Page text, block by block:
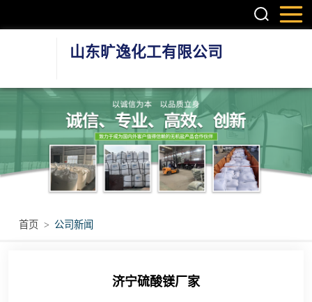
山东旷逸化工有限公司
首页 > 公司新闻
济宁硫酸镁厂家
硫酸镁系列
氯化镁系列
氯化钙系列